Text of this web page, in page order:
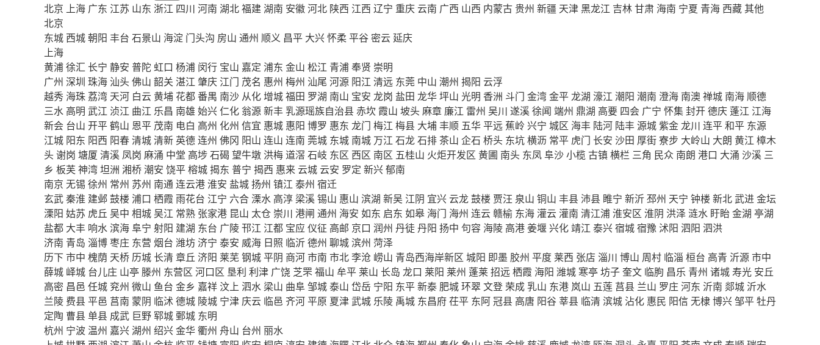
北京 上海 广东 江苏 山东 浙江 四川 河南 湖北福建湖南 安徽河北 陕西 江西 辽宁 重庆 云南 广西 山西 内蒙古 贵州 新疆 天津黑龙江 吉林甘肃 海南 宁夏 青海 西藏其他
北京
东城 西城朝阳 丰台 石景山 海淀 门头沟 房山 通州 顺义 昌平 大兴怀柔平谷 密云延庆
上海
黄浦徐汇 长宁 静安 普陀 虹口 杨浦 闵行 宝山 嘉定 浦东 金山 松江 青浦奉贤 崇明
广州 深圳 珠海 汕头佛山 韶关 湛江 肇庆 江门 茂名 惠州 梅州 汕尾 河源 阳江 清远 东莞 中山 潮州 揭阳 云浮
越秀 海珠 荔湾 天河 白云黄埔 花都番禺 南沙 从化增城福田 罗湖 南山 宝安 龙岗 盐田 龙华坪山 光明 香洲 斗门 金湾金平龙湖 濠江 潮阳 潮南 澄海 南澳禅城 南海 顺德
三水 高明 武江 浈江 曲江 乐昌 南雄 始兴仁化 翁源新丰乳源瑶族自治县赤坎 霞山 坡头麻章 廉江 雷州 吴川 遂溪徐闻 端州 鼎湖 高要 四会 广宁 怀集封开德庆 蓬江 江海
新会 台山 开平鹤山 恩平 茂南 电白 高州 化州 信宜 惠城 惠阳 博罗 惠东 龙门 梅江 梅县 大埔丰顺 五华平远 蕉岭 兴宁 城区 海丰 陆河 陆丰源城紫金龙川 连平和平 东源
江城 阳东 阳西 阳春清城清新 英德连州 佛冈 阳山 连山 连南 莞城 东城 南城 万江 石龙石排茶山 企石 桥头 东坑横沥 常平 虎门 长安 沙田 厚街寮步 大岭山 大朗 黄江 樟木
头谢岗 塘厦 清溪 凤岗 麻涌 中堂 高埗石碣 望牛墩 洪梅道滘 石岐 东区 西区 南区 五桂山 火炬开发区 黄圃 南头 东凤阜沙小榄 古镇横栏 三角 民众 南朗 港口 大涌 沙溪 三
乡 板芙 神湾坦洲 湘桥潮安 饶平榕城揭东 普宁 揭西 惠来 云城 云安 罗定 新兴郁南
南京 无锡 徐州 常州 苏州 南通连云港淮安 盐城扬州 镇江 泰州 宿迁
玄武秦淮 建邺鼓楼 浦口 栖霞 雨花台 江宁 六合 溧水 高淳 梁溪锡山 惠山 滨湖 新吴 江阴 宜兴 云龙鼓楼 贾汪 泉山 铜山 丰县 沛县 睢宁 新沂邳州 天宁 钟楼 新北武进金坛
溧阳 姑苏 虎丘 吴中 相城吴江 常熟 张家港 昆山 太仓 崇川 港闸 通州 海安 如东 启东 如皋 海门 海州 连云赣榆 东海灌云灌南 清江浦淮安区 淮阴 洪泽 涟水 盱眙金湖 亭湖
盐都 大丰 响水滨海阜宁 射阳 建湖 东台 广陵邗江 江都 宝应 仪征 高邮 京口 润州 丹徒丹阳 扬中 句容 海陵 高港姜堰兴化靖江 泰兴宿城宿豫 沭阳 泗阳 泗洪
济南 青岛 淄博枣庄 东营 烟台 潍坊济宁 泰安 威海 日照 临沂德州 聊城滨州 菏泽
历下市中 槐荫 天桥 历城 长清章丘 济阳 莱芜钢城平阴 商河市南 市北李沧 崂山 青岛西海岸新区 城阳 即墨 胶州 平度 莱西 张店 淄川 博山 周村 临淄 桓台 高青 沂源市中
薛城 峄城 台儿庄 山亭 滕州 东营区 河口区 垦利 利津 广饶 芝罘福山 牟平 莱山 长岛 龙口 莱阳 莱州 蓬莱招远 栖霞 海阳 潍城 寒亭 坊子奎文 临朐 昌乐 青州 诸城寿光 安丘
高密 昌邑 任城 兖州 微山 鱼台 金乡 嘉祥 汶上 泗水 梁山 曲阜邹城泰山 岱岳 宁阳 东平新泰 肥城环翠文登 荣成乳山 东港 岚山 五莲 莒县 兰山 罗庄河东 沂南 郯城 沂水
兰陵 费县平邑 莒南 蒙阴 临沭德城 陵城 宁津 庆云 临邑 齐河平原 夏津武城 乐陵 禹城 东昌府茌平 东阿冠县 高唐 阳谷莘县 临清滨城 沾化 惠民 阳信无棣博兴邹平牡丹
定陶 曹县单县 成武 巨野 郓城 鄄城 东明
杭州 宁波 温州 嘉兴湖州 绍兴金华衢州 舟山 台州 丽水